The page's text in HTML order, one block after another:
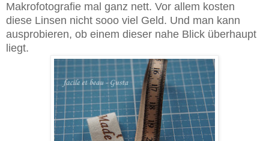
Makrofotografie mal ganz nett. Vor allem kosten
diese Linsen nicht sooo viel Geld. Und man kann
ausprobieren, ob einem dieser nahe Blick überhaupt
liegt.